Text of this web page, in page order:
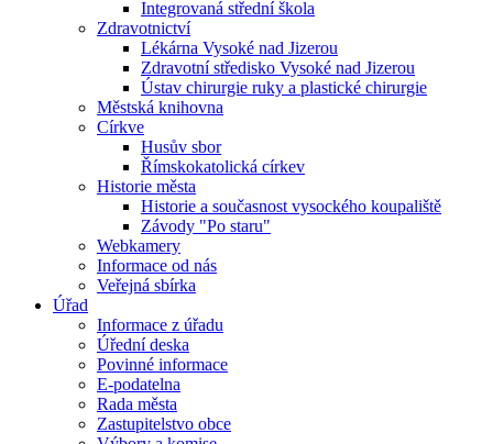
Integrovaná střední škola
Zdravotnictví
Lékárna Vysoké nad Jizerou
Zdravotní středisko Vysoké nad Jizerou
Ústav chirurgie ruky a plastické chirurgie
Městská knihovna
Církve
Husův sbor
Římskokatolická církev
Historie města
Historie a současnost vysockého koupaliště
Závody "Po staru"
Webkamery
Informace od nás
Veřejná sbírka
Úřad
Informace z úřadu
Úřední deska
Povinné informace
E-podatelna
Rada města
Zastupitelstvo obce